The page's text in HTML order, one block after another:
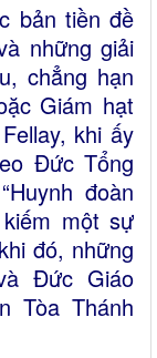
bản tiền đề
những giải
chẳng hạn
Giám hạt
khi ấy
Đức Tổng
đoàn
một sự
đó, những
Đức Giáo
Tòa Thánh